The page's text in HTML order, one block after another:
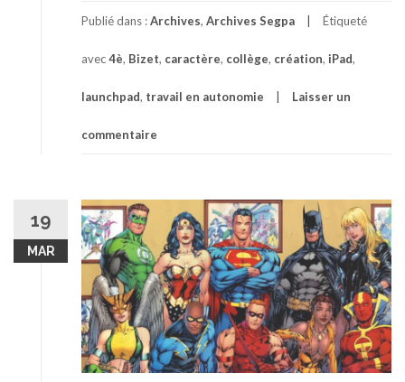
Publié dans :Archives, Archives Segpa Étiqueté
avec4è, Bizet, caractère, collège, création, iPad,
launchpad, travail en autonomie Laisser un
commentaire
19
MAR